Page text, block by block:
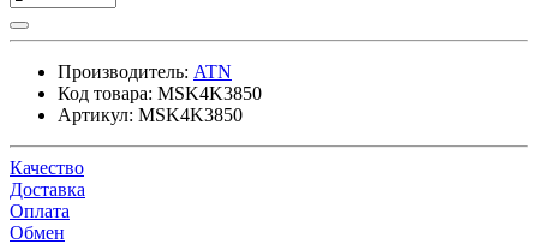
Производитель: ATN
Код товара: MSK4K3850
Артикул: MSK4K3850
Качество
Доставка
Оплата
Обмен